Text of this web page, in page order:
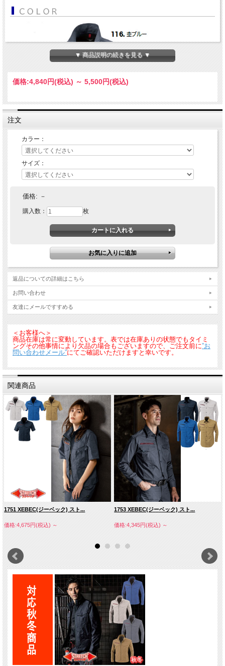
Ｔ／Ｃリップストップストレッチ
（ポリエステル75%・綿25%）
▼ 商品説明の続きを見る ▼
価格:4,840円(税込) ～ 5,500円(税込)
注文
カラー：
サイズ：
価格: －
購入数： 枚
返品についての詳細はこちら
お問い合わせ
友達にメールですすめる
＜お客様へ＞
商品在庫は常に変動しています。表では在庫ありの状態でもタイミ
ングその他事情により欠品の場合もございますので、ご注文前に”お
問い合わせメール”にてご確認いただけますと幸いです。
関連商品
1751 XEBEC(ジーベック) スト...
価格:4,675円(税込)～
1753 XEBEC(ジーベック) スト...
価格:4,345円(税込)～